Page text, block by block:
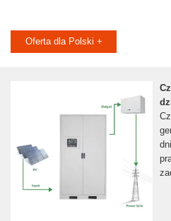
Oferta dla Polski +